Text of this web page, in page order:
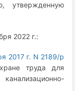
утвержденную
2022 г.:
2017 г. N 2189/р
труда для